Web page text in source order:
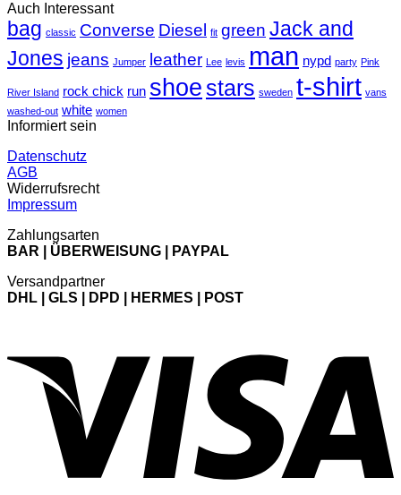
with
A
Gallery
A
Simple
Blog
Auch Interessant
bag classic Converse Diesel fit green Jack and
Jones jeans Jumper leather Lee levis man nypd party Pink
River Island rock chick run shoe stars sweden t-shirt vans
washed-out white women
Informiert sein
Datenschutz
AGB
Widerrufsrecht
Impressum
Zahlungsarten
BAR | ÜBERWEISUNG | PAYPAL
Versandpartner
DHL | GLS | DPD | HERMES | POST